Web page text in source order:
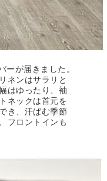
が届きました。
ネンはサラリと
はゆったり、袖
ネックは首元を
き、汗ばむ季節
フロントインも